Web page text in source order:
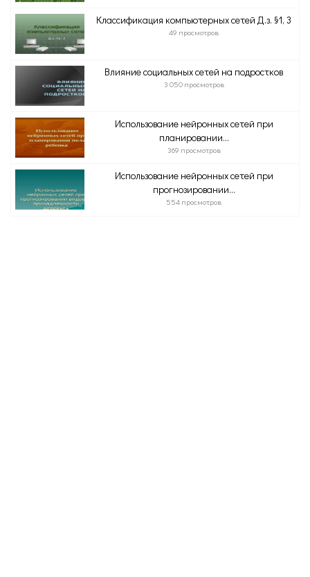
Классификация компьютерных сетей Д.з. §1, 3
49 просмотров
Влияние социальных сетей на подростков
3 050 просмотров
Использование нейронных сетей при
планировании...
369 просмотров
Использование нейронных сетей при
прогнозировании...
554 просмотров